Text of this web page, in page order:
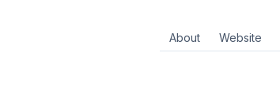
About Website